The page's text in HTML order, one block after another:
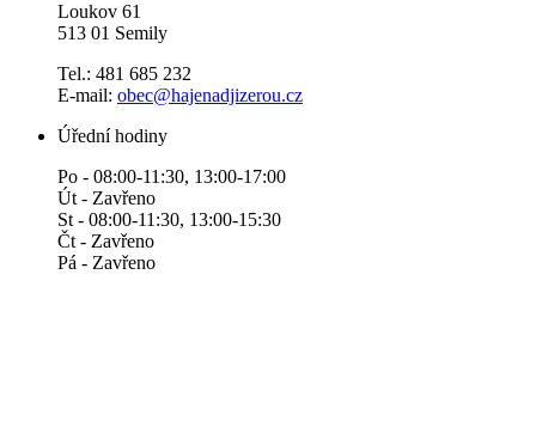
Loukov 61
513 01 Semily
Tel.: 481 685 232
E-mail: obec@hajenadjizerou.cz
Úřední hodiny
Po - 08:00-11:30, 13:00-17:00
Út - Zavřeno
St - 08:00-11:30, 13:00-15:30
Čt - Zavřeno
Pá - Zavřeno